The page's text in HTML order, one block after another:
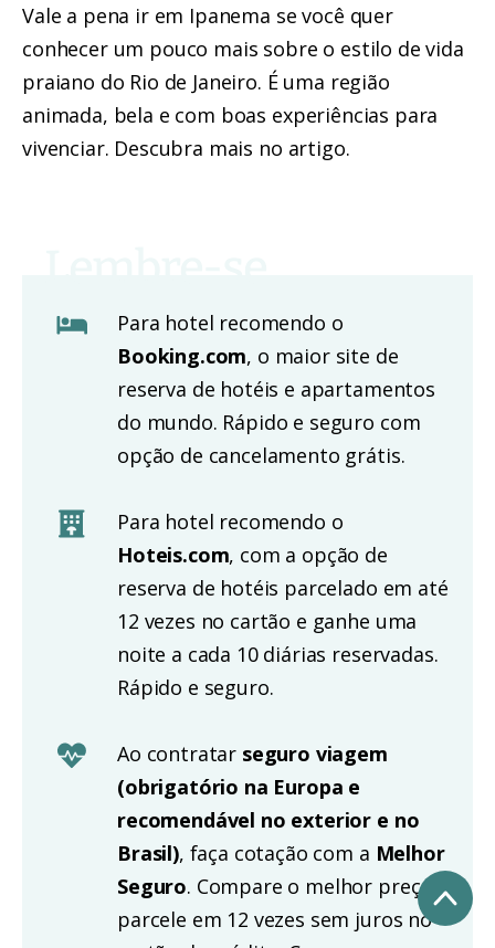
Vale a pena ir em Ipanema se você quer
conhecer um pouco mais sobre o estilo de vida
praiano do Rio de Janeiro. É uma região
animada, bela e com boas experiências para
vivenciar. Descubra mais no artigo.
Para hotel recomendo o
Booking.com, o maior site de
reserva de hotéis e apartamentos
do mundo. Rápido e seguro com
opção de cancelamento grátis.
Para hotel recomendo o
Hoteis.com, com a opção de
reserva de hotéis parcelado em até
12 vezes no cartão e ganhe uma
noite a cada 10 diárias reservadas.
Rápido e seguro.
Ao contratar seguro viagem
(obrigatório na Europa e
recomendável no exterior e no
Brasil), faça cotação com a Melhor
Seguro. Compare o melhor preço e
parcele em 12 vezes sem juros no